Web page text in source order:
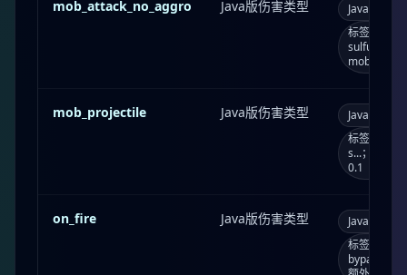
mob_attack_no_aggro Java版伤害类型 Java版
标签：
mob；消耗
mob_projectile Java版伤害类型 Java版
标签：
s...；死亡
0.1
on_fire Java版伤害类型 Java版
标签：